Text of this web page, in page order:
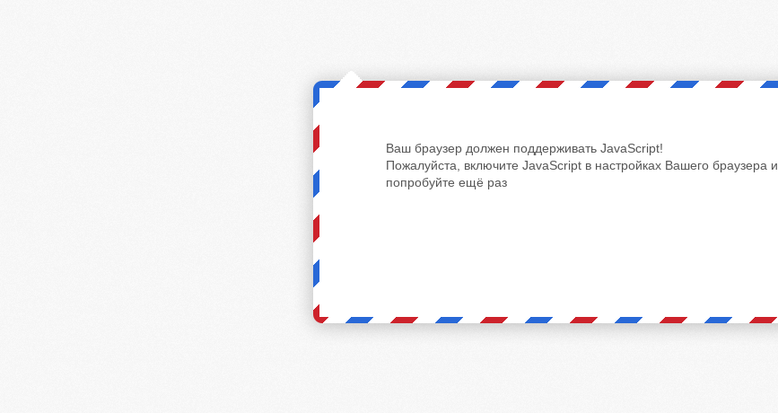
Ваш браузер должен поддерживать JavaScript!
Пожалуйста, включите JavaScript в настройках Вашего браузера и
попробуйте ещё раз